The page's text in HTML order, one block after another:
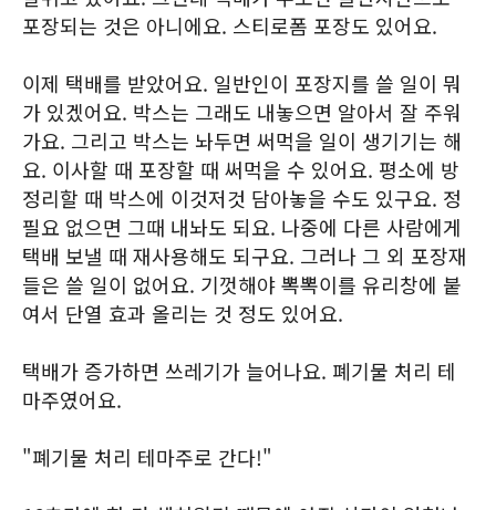
포장되는 것은 아니에요. 스티로폼 포장도 있어요.
이제 택배를 받았어요. 일반인이 포장지를 쓸 일이 뭐
가 있겠어요. 박스는 그래도 내놓으면 알아서 잘 주워
가요. 그리고 박스는 놔두면 써먹을 일이 생기기는 해
요. 이사할 때 포장할 때 써먹을 수 있어요. 평소에 방
정리할 때 박스에 이것저것 담아놓을 수도 있구요. 정
필요 없으면 그때 내놔도 되요. 나중에 다른 사람에게
택배 보낼 때 재사용해도 되구요. 그러나 그 외 포장재
들은 쓸 일이 없어요. 기껏해야 뽁뽁이를 유리창에 붙
여서 단열 효과 올리는 것 정도 있어요.
택배가 증가하면 쓰레기가 늘어나요. 폐기물 처리 테
마주였어요.
"폐기물 처리 테마주로 간다!"